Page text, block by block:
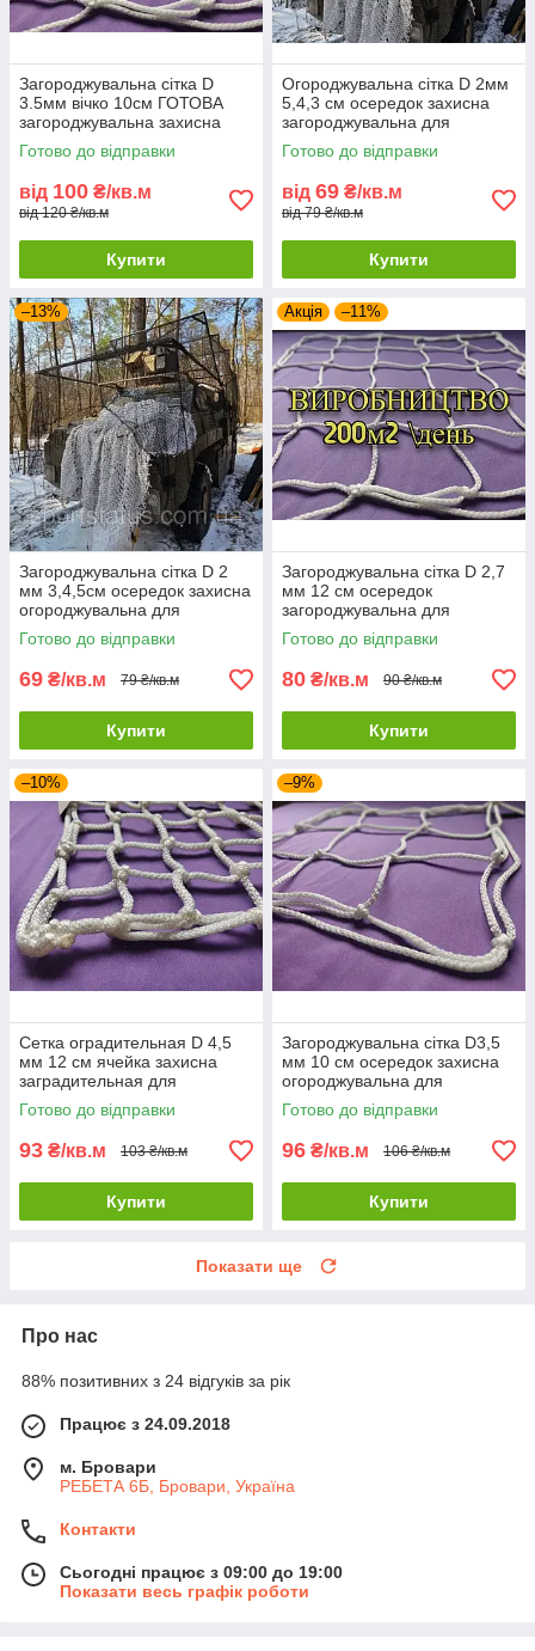
Загороджувальна сітка D
3.5мм вічко 10см ГОТОВА
загороджувальна захисна
для спортзалів стадіонів
Готово до відправки
від 100 ₴/кв.м
від 120 ₴/кв.м
Купити
Огороджувальна сітка D 2мм
5,4,3 см осередок захисна
загороджувальна для
спортзалів стадіонів,
спортмайданчиків
Готово до відправки
від 69 ₴/кв.м
від 79 ₴/кв.м
Купити
–13%
Загороджувальна сітка D 2
мм 3,4,5см осередок захисна
огороджувальна для
спортзалів стадіонів,
спортмайданчик
Готово до відправки
69 ₴/кв.м 79 ₴/кв.м
Купити
Акція –11%
Загороджувальна сітка D 2,7
мм 12 см осередок
загороджувальна для
спортзалів стадіонів,
спортмайданчиків
Готово до відправки
80 ₴/кв.м 90 ₴/кв.м
Купити
–10%
Сетка оградительная D 4,5
мм 12 см ячейка захисна
заградительная для
спортзалов стадионов
спортплощадок
Готово до відправки
93 ₴/кв.м 103 ₴/кв.м
Купити
–9%
Загороджувальна сітка D3,5
мм 10 см осередок захисна
огороджувальна для
спортзалів стадіонів,
спортмайданчиків
Готово до відправки
96 ₴/кв.м 106 ₴/кв.м
Купити
Показати ще
Про нас
88% позитивних з 24 відгуків за рік
Працює з 24.09.2018
м. Бровари
РЕБЕТА 6Б, Бровари, Україна
Контакти
Сьогодні працює з 09:00 до 19:00
Показати весь графік роботи